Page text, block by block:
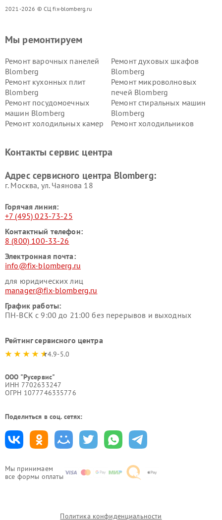
2021-2026 © СЦ fix-blomberg.ru
Мы принимаем
все формы оплаты
Мы ремонтируем
Ремонт варочных панелей
Blomberg
Ремонт духовых шкафов
Blomberg
Ремонт кухонных плит
Blomberg
Ремонт микроволновых
печей Blomberg
Ремонт посудомоечных
машин Blomberg
Ремонт стиральных машин
Blomberg
Ремонт холодильных камер
Ремонт холодильников
Контакты сервис центра
Адрес сервисного центра Blomberg:
г. Москва, ул. Чаянова 18
Горячая линия:
+7 (495) 023-73-25
Контактный телефон:
8 (800) 100-33-26
Электронная почта:
info@fix-blomberg.ru
для юридических лиц
manager@fix-blomberg.ru
График работы:
ПН-ВСК с 9:00 до 21:00 без перерывов и выходных
Рейтинг сервисного центра
4.9-5.0
ООО "Русервис"
ИНН 7702633247
ОГРН 1077746335776
Поделиться в соц. сетях:
Политика конфиденциальности